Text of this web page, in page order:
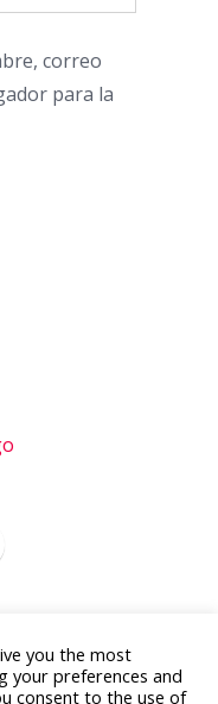
correo
para la
Marketing
you the most
your preferences and
consent to the use of